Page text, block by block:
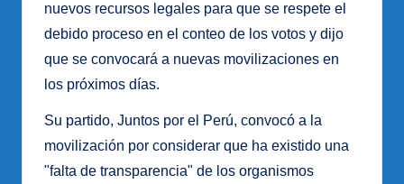
nuevos recursos legales para que se respete el
debido proceso en el conteo de los votos y dijo
que se convocará a nuevas movilizaciones en
los próximos días.
Su partido, Juntos por el Perú, convocó a la
movilización por considerar que ha existido una
"falta de transparencia" de los organismos